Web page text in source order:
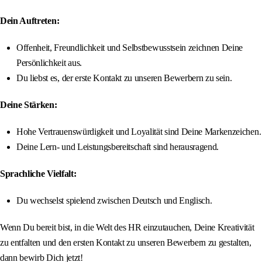
Dein Auftreten:
Offenheit, Freundlichkeit und Selbstbewusstsein zeichnen Deine
Persönlichkeit aus.
Du liebst es, der erste Kontakt zu unseren Bewerbern zu sein.
Deine Stärken:
Hohe Vertrauenswürdigkeit und Loyalität sind Deine Markenzeichen.
Deine Lern- und Leistungsbereitschaft sind herausragend.
Sprachliche Vielfalt:
Du wechselst spielend zwischen Deutsch und Englisch.
Wenn Du bereit bist, in die Welt des HR einzutauchen, Deine Kreativität
zu entfalten und den ersten Kontakt zu unseren Bewerbern zu gestalten,
dann bewirb Dich jetzt!